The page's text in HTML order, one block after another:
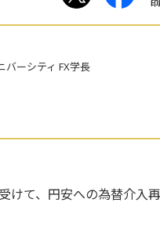
バーシティ FX学長
けて、円安への為替介入